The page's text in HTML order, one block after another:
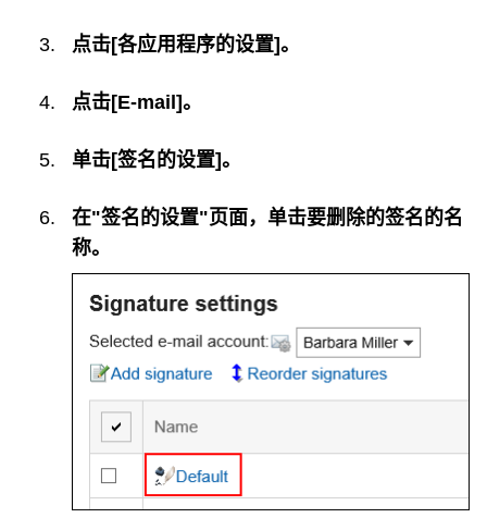
点击[各应用程序的设置]。
点击[E-mail]。
单击[签名的设置]。
在"签名的设置"页面，单击要删除的签名的名
称。